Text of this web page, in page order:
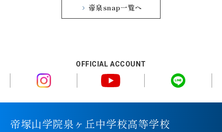
帝泉snap一覧へ
OFFICIAL ACCOUNT
帝塚山学院泉ヶ丘中学校高等学校